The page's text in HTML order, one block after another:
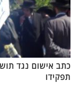
כתב אישום נגד
תפקידו